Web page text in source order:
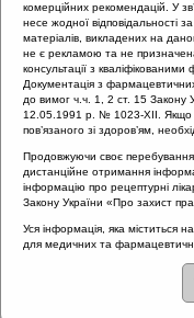
Головна Лектори
комерційних рекомендацій. У
несе жодної відповідальності
матеріалів, викладених на
не є рекламою та не
консультації з
Документація з
до вимог ч.ч. 1, 2 ст. 15 Закону
12.05.1991 р. № 1023-XII. Якщо
пов’язаного зі здоров’ям,
Продовжуючи своє перебування
дистанційне отримання
інформацію про рецептурні
Закону України «Про захист
Уся інформація, яка міститься
для медичних та